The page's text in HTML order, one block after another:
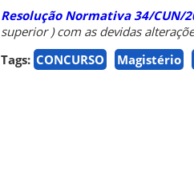
Resolução Normativa 34/CUN/
superior) com as devidas
Tags: CONCURSO Magistério